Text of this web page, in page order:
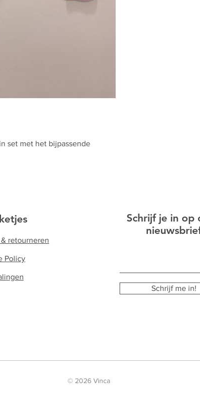
set met het bijpassende
retourneren
Policy
Schrijf je in op
Schrijf me in!
© 2026 Vinca